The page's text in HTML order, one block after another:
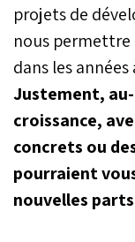
projets de
nous permettre
dans les années
Justement,
croissance,
concrets ou
pourraient
nouvelles